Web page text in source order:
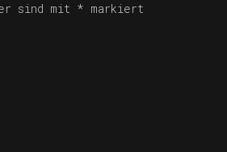
sind mit * markiert